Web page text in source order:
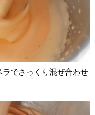
ラでさっくり混ぜ合わせ